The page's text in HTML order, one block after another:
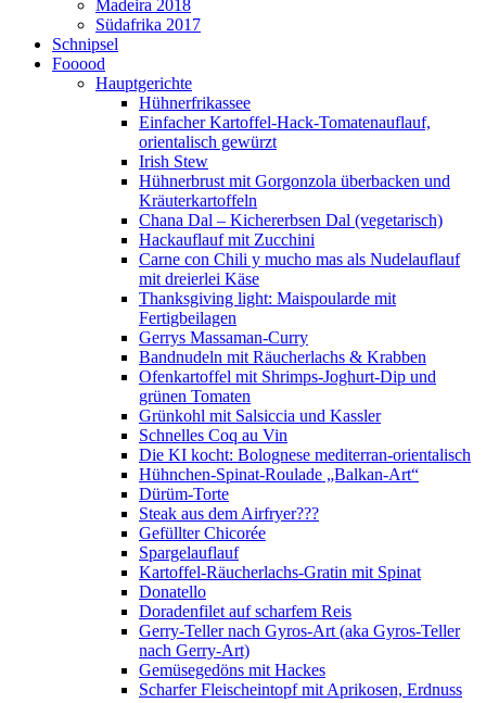
Madeira 2018
Südafrika 2017
Schnipsel
Fooood
Hauptgerichte
Hühnerfrikassee
Einfacher Kartoffel-Hack-Tomatenauflauf,
orientalisch gewürzt
Irish Stew
Hühnerbrust mit Gorgonzola überbacken und
Kräuterkartoffeln
Chana Dal – Kichererbsen Dal (vegetarisch)
Hackauflauf mit Zucchini
Carne con Chili y mucho mas als Nudelauflauf
mit dreierlei Käse
Thanksgiving light: Maispoularde mit
Fertigbeilagen
Gerrys Massaman-Curry
Bandnudeln mit Räucherlachs & Krabben
Ofenkartoffel mit Shrimps-Joghurt-Dip und
grünen Tomaten
Grünkohl mit Salsiccia und Kassler
Schnelles Coq au Vin
Die KI kocht: Bolognese mediterran-orientalisch
Hühnchen-Spinat-Roulade „Balkan-Art“
Dürüm-Torte
Steak aus dem Airfryer???
Gefüllter Chicorée
Spargelauflauf
Kartoffel-Räucherlachs-Gratin mit Spinat
Donatello
Doradenfilet auf scharfem Reis
Gerry-Teller nach Gyros-Art (aka Gyros-Teller
nach Gerry-Art)
Gemüsegedöns mit Hackes
Scharfer Fleischeintopf mit Aprikosen, Erdnuss